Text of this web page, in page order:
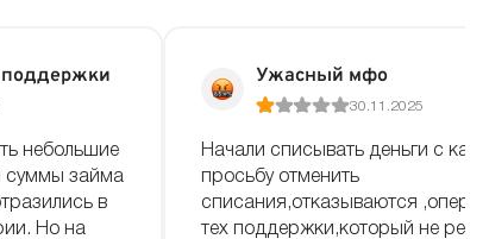
небольшие
суммы займа
в
Но на
Ужасный мфо
30.11.2025
Начали списывать деньги с
просьбу отменить
списания,отказываются
тех поддержки,который не